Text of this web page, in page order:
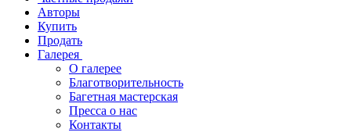
Авторы
Купить
Продать
Галерея
О галерее
Благотворительность
Багетная мастерская
Пресса о нас
Контакты